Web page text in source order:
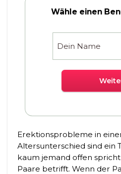
Wähle einen
Erektionsprobleme in einer Beziehung mit
Altersunterschied sind ein
kaum jemand offen
Paare betrifft. Wenn der